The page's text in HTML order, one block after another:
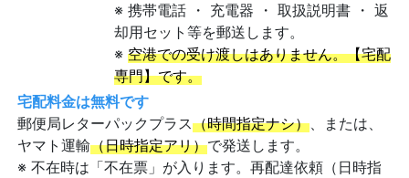
※ 携帯電話 ・ 充電器 ・ 取扱説明書 ・ 返
却用セット等を郵送します。
※ 空港での受け渡しはありません。【宅配
専門】です。
宅配料金は無料です
郵便局レターパックプラス（時間指定ナシ）、または、
ヤマト運輸（日時指定アリ）で発送します。
※ 不在時は「不在票」が入ります。再配達依頼（日時指